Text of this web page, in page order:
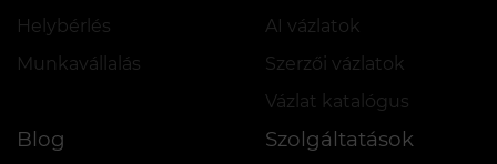
Helybérlés
Munkavállalás
AI vázlatok
Szerzői vázlatok
Vázlat katalógus
Blog Szolgáltatások